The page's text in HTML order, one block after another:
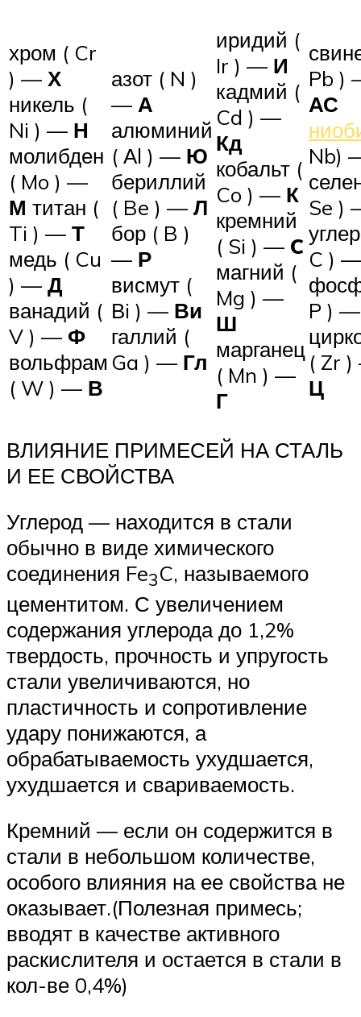
хром ( Cr
) — Х
никель (
Ni ) — Н
молибден
( Mo ) —
М титан (
Ti ) — Т
медь ( Cu
) — Д
ванадий (
V ) — Ф
вольфрам
( W ) — В
азот ( N )
— А
алюминий
( Аl ) — Ю
бериллий
( Be ) — Л
бор ( B )
— Р
висмут (
Вi ) — Ви
галлий (
Ga ) — Гл
иридий (
Ir ) — И
кадмий (
Cd ) —
Кд
кобальт (
Co ) — К
кремний
( Si ) — C
магний (
Mg ) —
Ш
марганец
( Mn ) —
Г
Pb )
АС
Nb)
Se )
C )
P )
( Zr
Ц
ВЛИЯНИЕ ПРИМЕСЕЙ НА СТАЛЬ
И ЕЕ СВОЙСТВА
Углерод — находится в стали
обычно в виде химического
соединения Fe3C, называемого
цементитом. С увеличением
содержания углерода до 1,2%
твердость, прочность и упругость
стали увеличиваются, но
пластичность и сопротивление
удару понижаются, а
обрабатываемость ухудшается,
ухудшается и свариваемость.
Кремний — если он содержится в
стали в небольшом количестве,
особого влияния на ее свойства не
оказывает.(Полезная примесь;
вводят в качестве активного
раскислителя и остается в стали в
кол-ве 0,4%)